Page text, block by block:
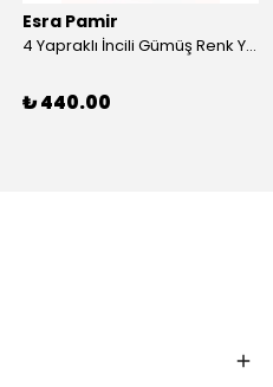
Esra Pamir
4 Yapraklı İncili Gümüş Renk Yonca Broş
₺ 440.00